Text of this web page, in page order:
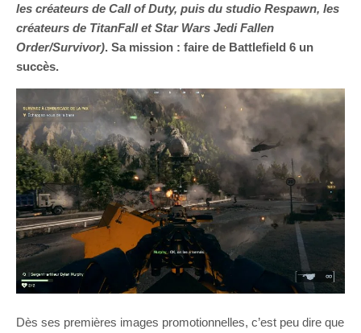
les créateurs de Call of Duty, puis du studio Respawn, les
créateurs de TitanFall et Star Wars Jedi Fallen
Order/Survivor). Sa mission : faire de Battlefield 6 un
succès.
Dès ses premières images promotionnelles, c’est peu dire que